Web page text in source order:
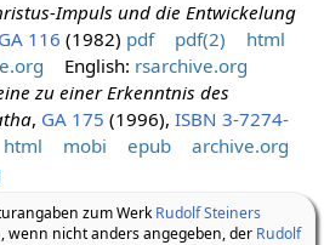
Impuls und die Entwickelung
116 (1982)pdf pdf(2)
English:rsarchive.org
zu einer Erkenntnis des
, GA 175(1996),
ISBN 3-7274-